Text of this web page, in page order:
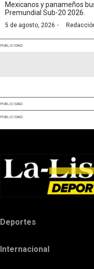
Mexicanos y panameños
Premundial Sub-20 2026.
5 de agosto, 2026 ·
PUBLICIDAD
PUBLICIDAD
PUBLICIDAD
Deportes
Internacional